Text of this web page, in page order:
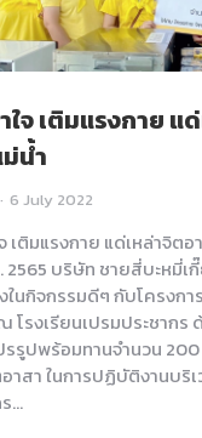
ใจ เติมแรงกาย แ
น้ำ
6 July 2022
เติมแรงกาย แด่เหล่าจิต
2565 บริษัท ชายสี่บะหมี่เ
นกิจกรรมดีๆ กับโครงกา
โรงเรียนเปรมประชาก
รรูปพร้อมทานจำนวน
าสา ในการปฏิบัติงานบริ
…